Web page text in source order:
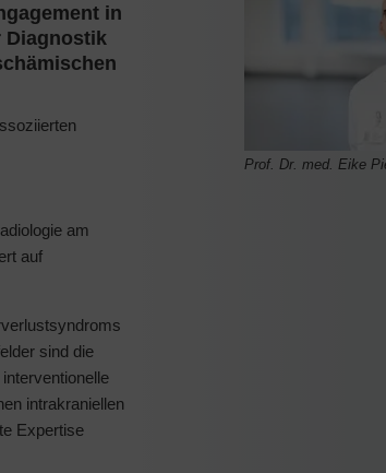
in
Diagnostik
am
auf
sind die
intrakraniellen
Expertise
Prof. Dr. med. Eike